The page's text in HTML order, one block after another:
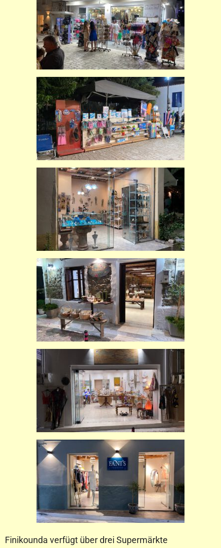
Finikounda verfügt über drei Supermärkte